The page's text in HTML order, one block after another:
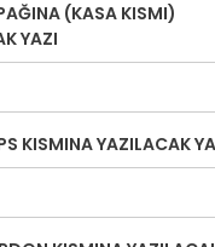
(KASA KISMI)
YAZI
KISMINA YAZILACAK